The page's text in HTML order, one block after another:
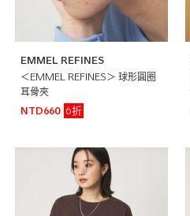
EMMEL REFINES
＜EMMEL REFINES＞ 球形圓圈
耳骨夾
NTD660
6折